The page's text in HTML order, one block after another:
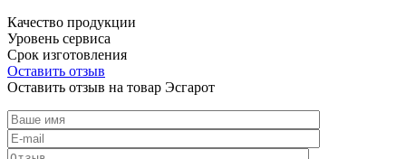
Качество продукции
Уровень сервиса
Срок изготовления
Оставить отзыв
Оставить отзыв на товар Эсгарот